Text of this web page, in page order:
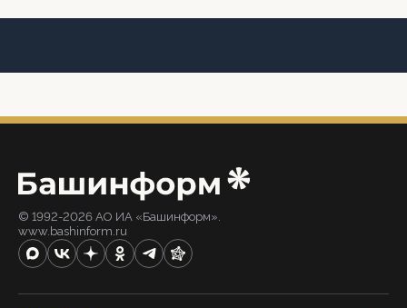
© 1992-2026 АО ИА «Башинформ».
www.bashinform.ru